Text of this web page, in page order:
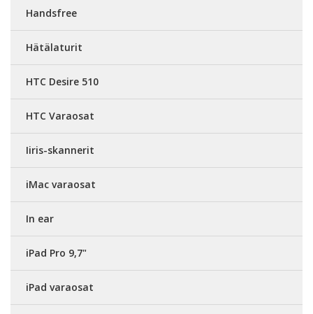
Handsfree
Hätälaturit
HTC Desire 510
HTC Varaosat
Iiris-skannerit
iMac varaosat
In ear
iPad Pro 9,7"
iPad varaosat